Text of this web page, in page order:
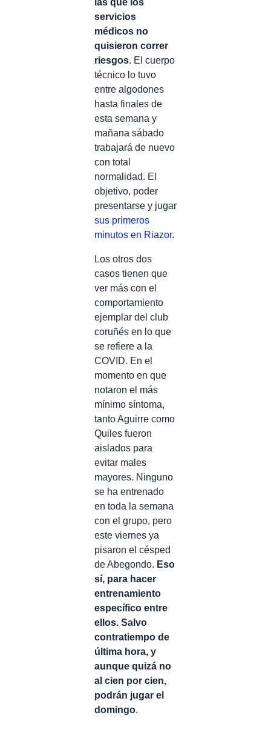
las que los
servicios
médicos no
quisieron correr
riesgos. El cuerpo
técnico lo tuvo
entre algodones
hasta finales de
esta semana y
mañana sábado
trabajará de nuevo
con total
normalidad. El
objetivo, poder
presentarse y jugar
sus primeros
minutos en Riazor.
Los otros dos
casos tienen que
ver más con el
comportamiento
ejemplar del club
coruñés en lo que
se refiere a la
COVID. En el
momento en que
notaron el más
mínimo síntoma,
tanto Aguirre como
Quiles fueron
aislados para
evitar males
mayores. Ninguno
se ha entrenado
en toda la semana
con el grupo, pero
este viernes ya
pisaron el césped
de Abegondo. Eso
sí, para hacer
entrenamiento
específico entre
ellos. Salvo
contratiempo de
última hora, y
aunque quizá no
al cien por cien,
podrán jugar el
domingo.